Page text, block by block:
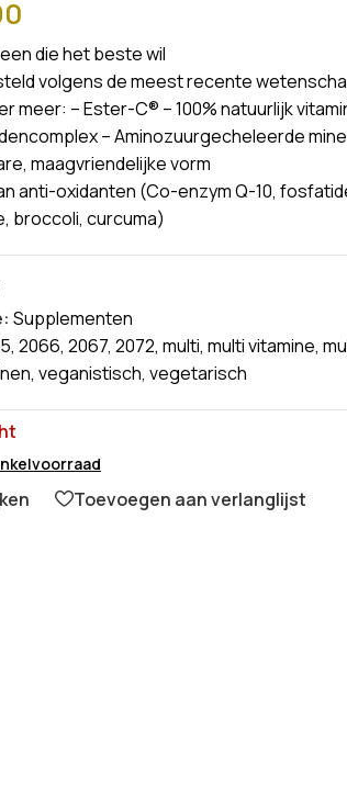
die het beste wil
volgens de meest recente
meer: – Ester-C® – 100% natuurlijk
– Aminozuurgecheleerde
maagvriendelijke vorm
anti-oxidanten (Co-enzym Q-10,
broccoli, curcuma)
Supplementen
, 2066, 2067, 2072, multi, multi vitamine,
, veganistisch, vegetarisch
Toevoegen aan verlanglijst